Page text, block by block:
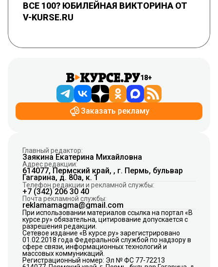
ВСЕ 100? ЮБИЛЕЙНАЯ ВИКТОРИНА ОТ
V-KURSE.RU
18+
Заказать рекламу
Главный редактор:
Заякина Екатерина Михайловна
Адрес редакции:
614077, Пермский край, , г. Пермь, бульвар
Гагарина, д. 80а, к. 1
Телефон редакции и рекламной службы:
+7 (342) 206 30 40
Почта рекламной службы:
reklamamagma@gmail.com
При использовании материалов ссылка на портал «В
курсе.ру» обязательна, цитирование допускается с
разрешения редакции.
Сетевое издание «В курсе.ру» зарегистрировано
01.02.2018 года Федеральной службой по надзору в
сфере связи, информационных технологий и
массовых коммуникаций.
Регистрационный номер: Эл № ФС 77-72213